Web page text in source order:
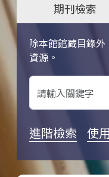
期刊檢索
除本館館藏目錄
資源。
關鍵字搜尋
進階檢索 使